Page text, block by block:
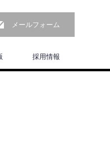
メールフォーム
採用情報